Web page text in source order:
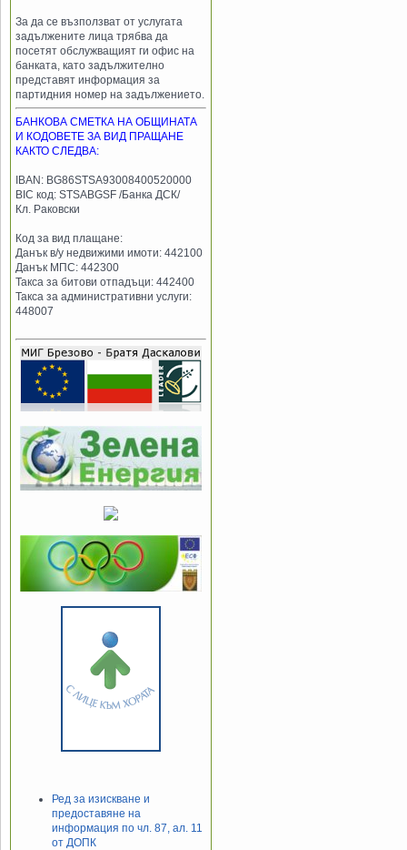
За да се възползват от услугата
задължените лица трябва да
посетят обслужващият ги офис на
банката, като задължително
представят информация за
партидния номер на задължението.
БАНКОВА СМЕТКА НА ОБЩИНАТА
И КОДОВЕТЕ ЗА ВИД ПРАЩАНЕ
КАКТО СЛЕДВА:
IBAN: BG86STSA93008400520000
BIC код: STSABGSF /Банка ДСК/
Кл. Раковски
Код за вид плащане:
Данък в/у недвижими имоти: 442100
Данък МПС: 442300
Такса за битови отпадъци: 442400
Такса за административни услуги:
448007
Ред за изискване и
предоставяне на
информация по чл. 87, ал. 11
от ДОПК